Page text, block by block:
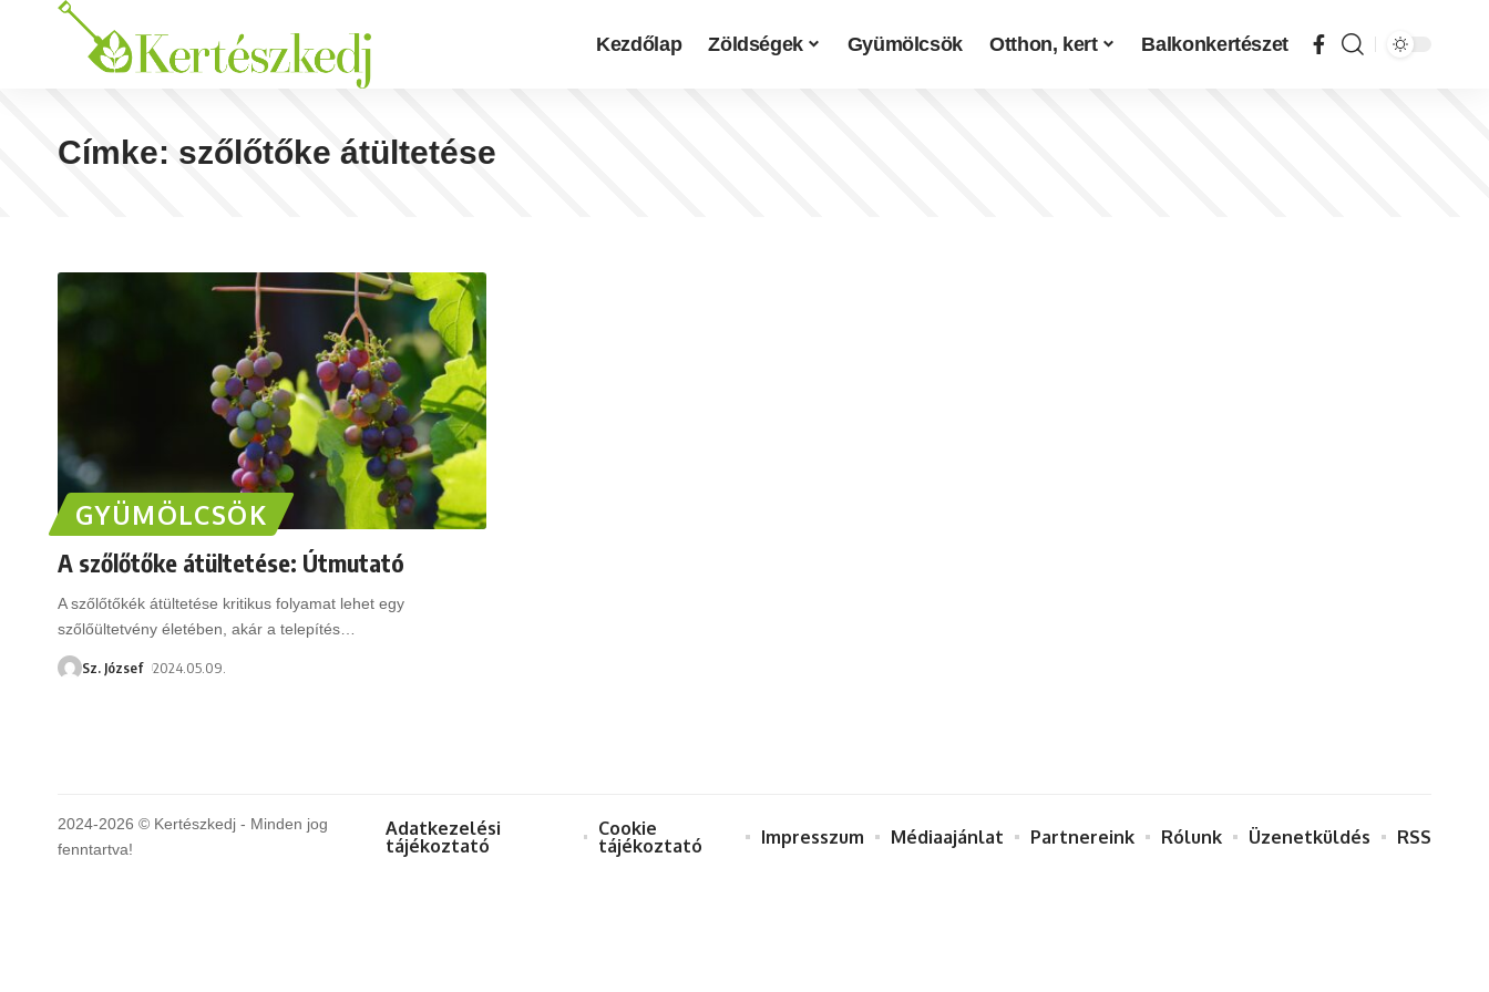
Kezdőlap Zöldségek Gyümölcsök Otthon, kert Balkonkertészet
Címke: szőlőtőke átültetése
GYÜMÖLCSÖK
A szőlőtőke átültetése: Útmutató
A szőlőtőkék átültetése kritikus folyamat lehet egy
szőlőültetvény életében, akár a telepítés
Sz. József 2024.05.09.
2024-2026 © Kertészkedj - Minden jog
fenntartva!
Adatkezelési
tájékoztató
Cookie
tájékoztató
Impresszum Médiaajánlat Partnereink Rólunk Üzenetküldés RSS